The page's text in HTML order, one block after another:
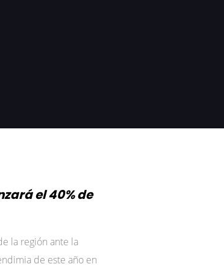
el 40% de
la región ante la
de este año en